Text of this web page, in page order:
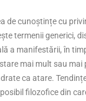
de cunoștințe cu
termenii generici,
a manifestării, în
mai mult sau
ca atare.
filozofice din